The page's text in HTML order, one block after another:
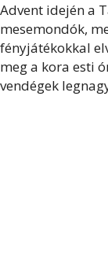
Advent idején a
mesemondók,
fényjátékokkal
meg a kora esti
vendégek